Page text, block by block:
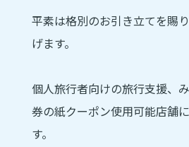
平素は格別のお引き立てを賜
げます。
個人旅行者向けの旅行支援、
券の紙クーポン使用可能店舗
す。